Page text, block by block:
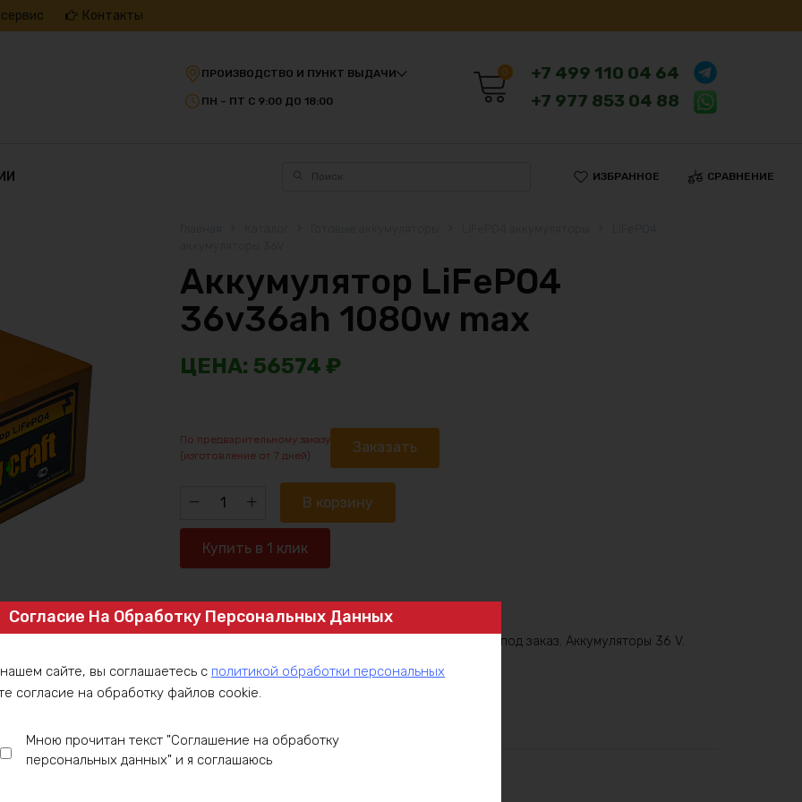
Контакты
ПРОИЗВОДСТВО И ПУНКТ ВЫДАЧИ
ПН – ПТ С 9:00 ДО 18:00
0
+7 499 110 04 64
+7 977 853 04 88
ИЗБРАННОЕ СРАВНЕНИЕ
Аккумулятор LiFePO4
36v36ah 1080w max
56574₽
По предварительному заказу
(изготовление от 7 дней)
Заказать
Количество
LiFePO4
1080w
max
В корзину
Купить в 1 клик
Артикул:LFP36-6P6-C30
Аккумулятор под заказ ,Аккумуляторы 36 V,
Согласие На Обработку Персональных Данных
сайте, вы соглашаетесь с политикой обработки персональных
согласие на обработку файлов cookie.
Мною прочитан текст "Соглашение на обработку
персональных данных" и я соглашаюсь